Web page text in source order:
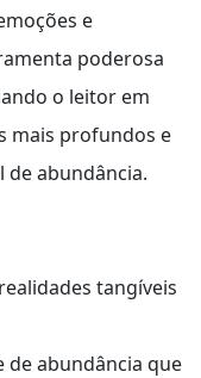
e
poderosa
o leitor em
mais profundos e
abundância.
tangíveis
de abundância que